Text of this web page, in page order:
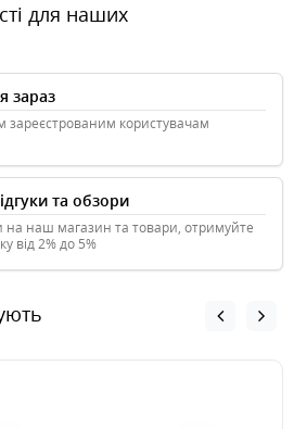
для наших
зараз
зареєстрованим користувачам
та обзори
на наш магазин та товари, отримуйте
від 2% до 5%